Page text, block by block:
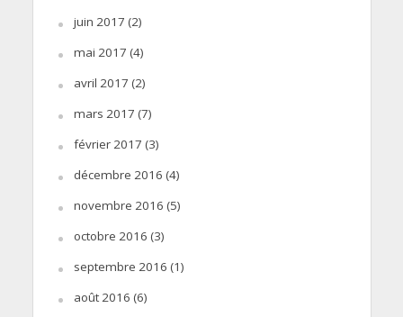
juin 2017 (2)
mai 2017 (4)
avril 2017 (2)
mars 2017 (7)
février 2017 (3)
décembre 2016 (4)
novembre 2016 (5)
octobre 2016 (3)
septembre 2016 (1)
août 2016 (6)